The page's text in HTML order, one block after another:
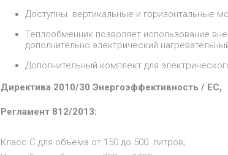
Доступны вертикальные и горизонтальные
Теплообменник позволяет использование
дополнительно электрический
Дополнительный комплект для
Директива 2010/30 Энергоэффективность / ЕС,
Регламент 812/2013:
Класс С для объема от 150 до 500 литров;